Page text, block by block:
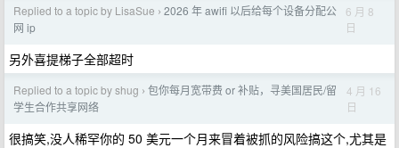
Replied to a topic by LisaSue › 2026 年 awifi 以后给每个设备分配公
网 ip
6 月 8
日
另外喜提梯子全部超时
Replied to a topic by shug › 包你每月宽带费 or 补贴，寻美国居民/留
学生合作共享网络
4 月 16
日
很搞笑,没人稀罕你的 50 美元一个月来冒着被抓的风险搞这个,尤其是